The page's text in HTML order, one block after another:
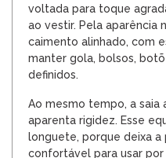
voltada para toque
ao vestir. Pela aparência
caimento alinhado, com
manter gola, bolsos,
definidos.
Ao mesmo tempo, a
aparenta rigidez. Esse
longuete, porque deixa
confortável para usar